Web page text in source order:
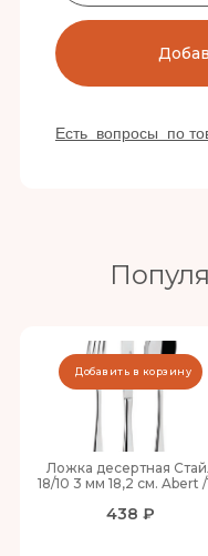
Есть вопросы по
Ложка десертная
18/10 3 мм 18,2 см. Abert /
438 ₽
Добавить в корзину